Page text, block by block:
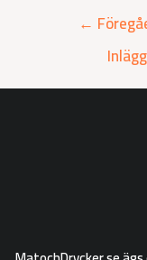
←
Inlägg